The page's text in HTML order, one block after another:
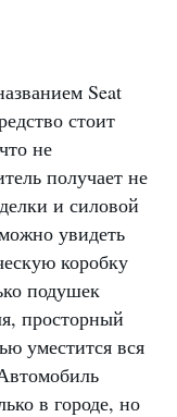
Seat
стоит
не
получает не
и силовой
увидеть
коробку
подушек
просторный
уместится вся
в городе, но